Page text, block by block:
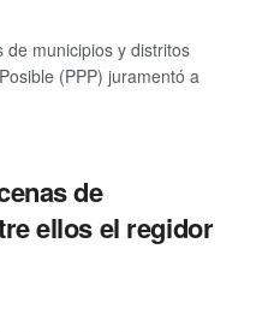
municipios y distritos
(PPP) juramentó a
de
ellos el regidor